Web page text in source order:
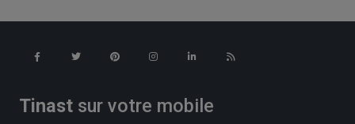
Tinast sur votre mobile